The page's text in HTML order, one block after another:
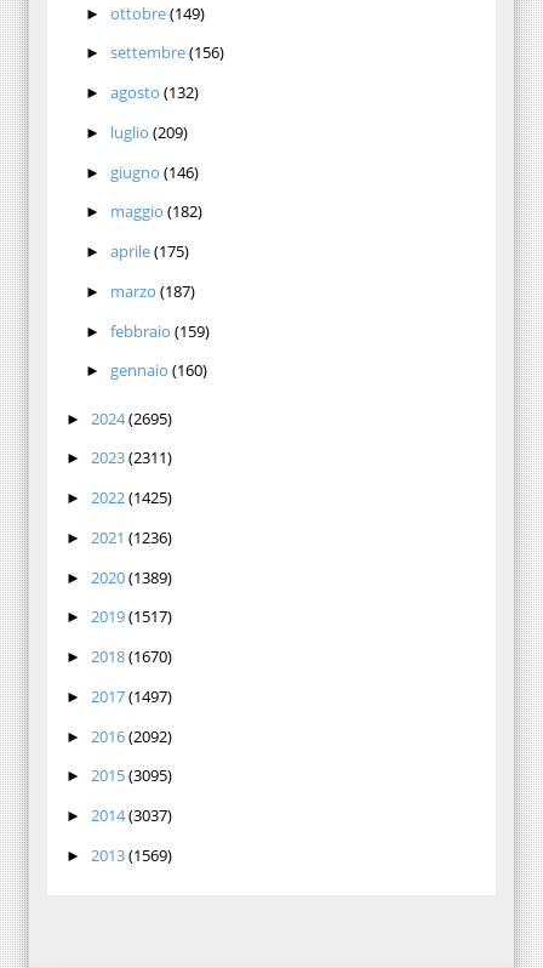
► ottobre(149)
► settembre(156)
► agosto (132)
► luglio (209)
► giugno (146)
► maggio (182)
► aprile(175)
► marzo (187)
► febbraio (159)
► gennaio (160)
► 2024(2695)
► 2023(2311)
► 2022(1425)
► 2021 (1236)
► 2020(1389)
► 2019(1517)
► 2018(1670)
► 2017(1497)
► 2016(2092)
► 2015(3095)
► 2014(3037)
► 2013(1569)